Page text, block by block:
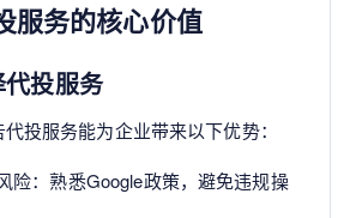
服务的核心价值
投服务
投服务能为企业带来以下优势：
险：熟悉Google政策，避免违规操